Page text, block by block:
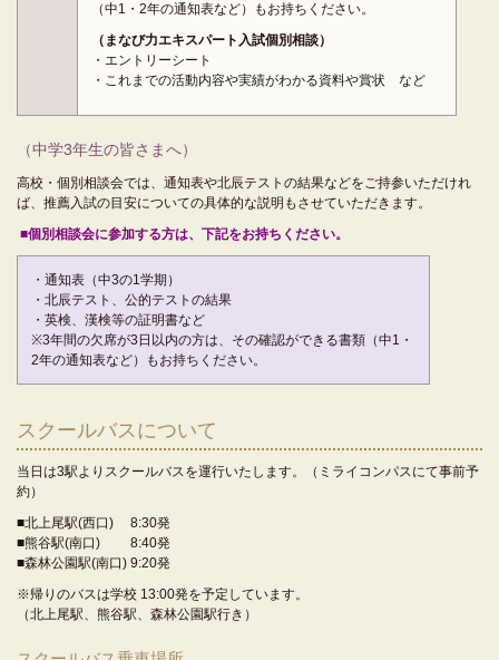
（中1・2年の通知表など）もお持ちください。
（まなび力エキスパート入試個別相談）
・エントリーシート
・これまでの活動内容や実績がわかる資料や賞状 など
（中学3年生の皆さまへ）
高校・個別相談会では、通知表や北辰テストの結果などをご持参いただけれ
ば、推薦入試の目安についての具体的な説明もさせていただきます。
■個別相談会に参加する方は、下記をお持ちください。
・通知表（中3の1学期）
・北辰テスト、公的テストの結果
・英検、漢検等の証明書など
※3年間の欠席が3日以内の方は、その確認ができる書類（中1・
2年の通知表など）もお持ちください。
スクールバスについて
当日は3駅よりスクールバスを運行いたします。（ミライコンパスにて事前予
約）
■北上尾駅(西口) 8:30発
■熊谷駅(南口) 8:40発
■森林公園駅(南口) 9:20発
※帰りのバスは学校 13:00発を予定しています。
（北上尾駅、熊谷駅、森林公園駅行き）